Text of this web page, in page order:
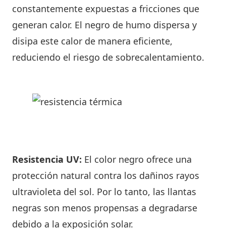
constantemente expuestas a fricciones que
generan calor. El negro de humo dispersa y
disipa este calor de manera eficiente,
reduciendo el riesgo de sobrecalentamiento.
Resistencia UV: El color negro ofrece una
protección natural contra los dañinos rayos
ultravioleta del sol. Por lo tanto, las llantas
negras son menos propensas a degradarse
debido a la exposición solar.